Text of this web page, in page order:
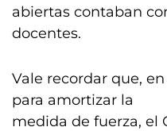
abiertas contaban
docentes.
Vale recordar que,
para amortizar la
medida de fuerza, el